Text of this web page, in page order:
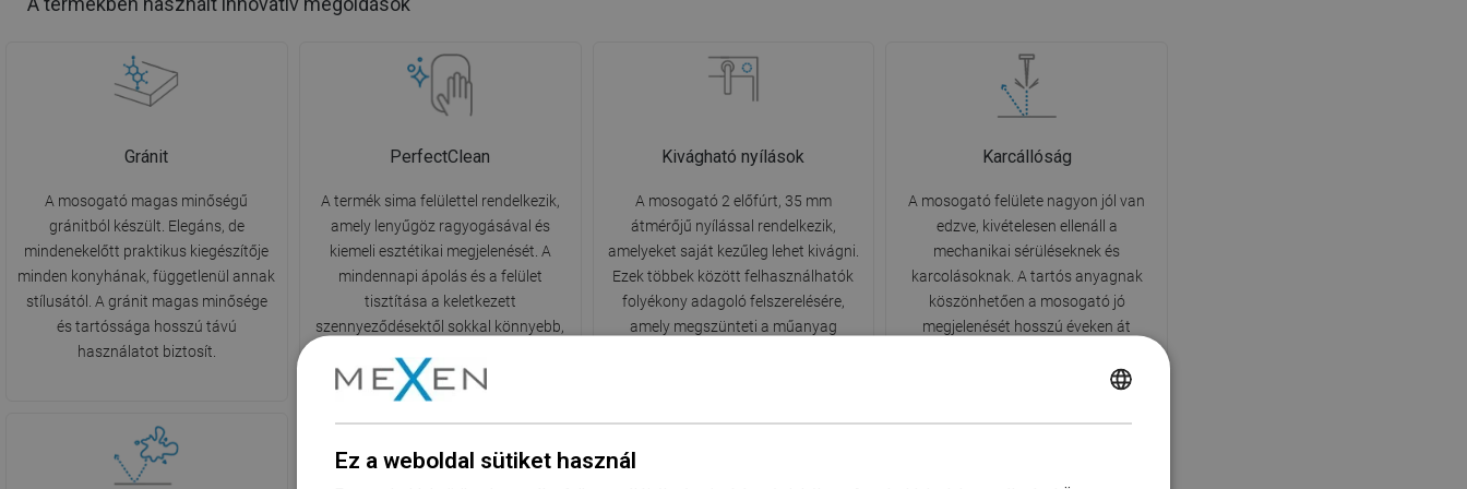
Gránit
A mosogató magas minőségű
gránitból készült. Elegáns, de
mindenekelőtt praktikus kiegészítője
minden konyhának, függetlenül annak
stílusától. A gránit magas minősége
és tartóssága hosszú távú
használatot biztosít.
PerfectClean
A termék sima felülettel rendelkezik,
amely lenyűgöz ragyogásával és
kiemeli esztétikai megjelenését. A
mindennapi ápolás és a felület
tisztítása a keletkezett
szennyeződésektől sokkal könnyebb,
alkalmazását.
Kivágható nyílások
A mosogató 2 előfúrt, 35 mm
átmérőjű nyílással rendelkezik,
amelyeket saját kezűleg lehet kivágni.
Ezek többek között felhasználhatók
folyékony adagoló felszerelésére,
amely megszünteti a műanyag
Karcállóság
A mosogató felülete nagyon jól van
edzve, kivételesen ellenáll a
mechanikai sérüléseknek és
karcolásoknak. A tartós anyagnak
köszönhetően a mosogató jó
megjelenését hosszú éveken át
Ez a weboldal sütiket használ